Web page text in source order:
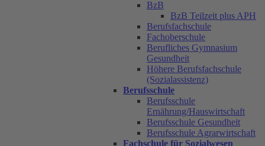
BzB
BzB Teilzeit plus APH
Berufsfachschule
Fachoberschule
Berufliches Gymnasium
Gesundheit
Höhere Berufsfachschule
(Sozialassistenz)
Berufsschule
Berufsschule
Ernährung/Hauswirtschaft
Berufsschule Gesundheit
Berufsschule Agrarwirtschaft
Fachschule für Sozialwesen